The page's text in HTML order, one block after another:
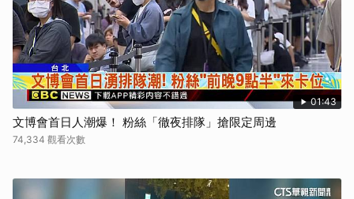
01:43
文博會首日人潮爆！ 粉絲「徹夜排隊」搶限定周邊
74,334 觀看次數